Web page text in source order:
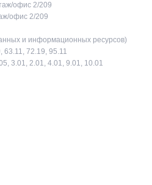
офис 2/209
офис 2/209
и информационных ресурсов)
72.19, 95.11
3.01, 2.01, 4.01, 9.01, 10.01